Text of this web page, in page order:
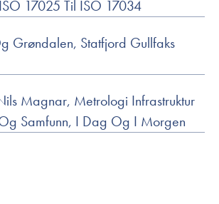
17025 Til ISO 17034
Grøndalen, Statfjord Gullfaks
Magnar, Metrologi Infrastruktur
Samfunn, I Dag Og I Morgen